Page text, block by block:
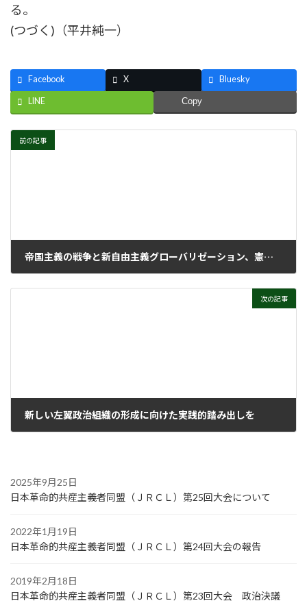
る。
(つづく)（平井純一）
Facebook X Bluesky
LINE Copy
前の記事
帝国主義の戦争と新自由主義グローバリゼーション、憲法改悪と「戦争国家」化に対決する新しい左翼政治組織の統合へ、討論を開始しよう
次の記事
新しい左翼政治組織の形成に向けた実践的踏み出しを
2025年9月25日
日本革命的共産主義者同盟（ＪＲＣＬ）第25回大会について
2022年1月19日
日本革命的共産主義者同盟（ＪＲＣＬ）第24回大会の報告
2019年2月18日
日本革命的共産主義者同盟（ＪＲＣＬ）第23回大会 政治決議